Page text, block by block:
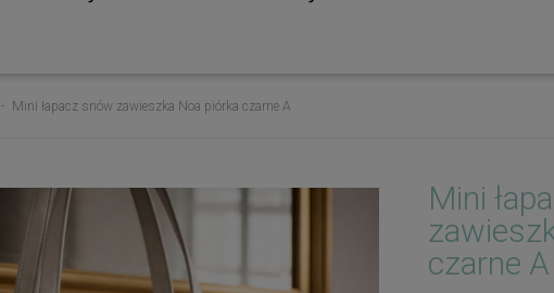
Mini łapacz snów zawieszka Noa piórka czarne A
Mini
czarne A